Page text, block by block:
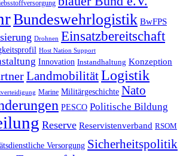
Bundeswehrlogistik BwFPS
Drohnen Einsatzbereitschaft
Host Nation Support
Innovation Instandhaltung Konzeption
LandmobilitätLogistik
Marine Militärgeschichte Nato
PESCO Politische Bildung
Reserve Reservistenverband RSOM
Versorgung Sicherheitspolitik